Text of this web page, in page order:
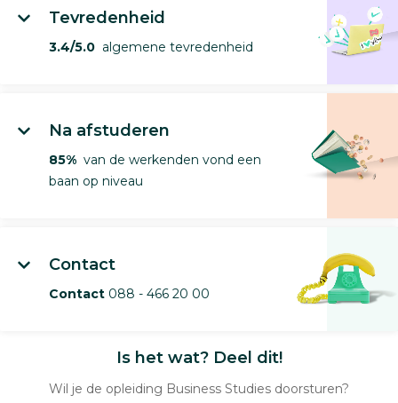
Tevredenheid
3.4/5.0 algemene tevredenheid
Na afstuderen
85% van de werkenden vond een
baan op niveau
Contact
Contact 088 - 466 20 00
Is het wat? Deel dit!
Wil je de opleiding Business Studies doorsturen?